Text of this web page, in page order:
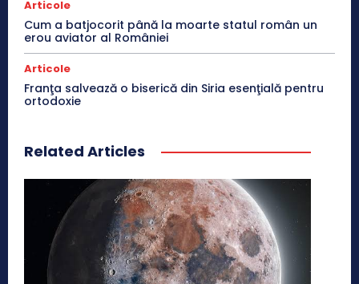
Articole
Cum a batjocorit până la moarte statul român un
erou aviator al României
Articole
Franţa salvează o biserică din Siria esenţială pentru
ortodoxie
Related Articles